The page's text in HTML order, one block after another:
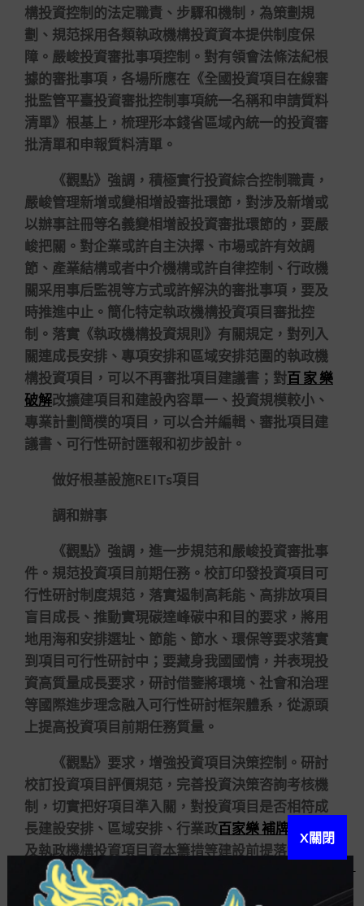
構投資控制的法定職責、步驟和機制，為策劃規
劃、規范採用各類執政機構投資資本提供制度保
障。嚴峻投資審批事項控制。對有領會法條法紀根
據的審批事項，各場所應在《全國投資項目在線審
批監管平臺投資審批控制事項統一名稱和申請質料
清單》根基上，梳理形本錢省區域內統一的投資審
批清單和申報質料清單。
《觀點》強調，積極實行投資綜合控制職責，
嚴峻管理新增或變相增設審批環節，對涉及新增或
以辦事註冊等名義變相增設投資審批環節的，要嚴
峻把關。對企業或許自主決擇、市場或許有效調
節、產業結構或者中介機構或許自律控制、行政機
關采用事后監視等方式或許解決的審批事項，要及
時推進中止。簡化特定執政機構投資項目審批控
制。落實《執政機構投資規則》有關規定，對列入
關連成長安排、專項安排和區域安排范圍的執政機
構投資項目，可以不再審批項目建議書；對百 家 樂
破解改擴建項目和建設內容單一、投資規模較小、
專業計劃簡樸的項目，可以合并編輯、審批項目建
議書、可行性研討匯報和初步設計。
做好根基設施REITs項目
調和辦事
《觀點》強調，進一步規范和嚴峻投資審批事
件。規范投資項目前期任務。校訂印發投資項目可
行性研討制度規范，落實遏制高耗能、高排放項目
盲目成長、推動實現碳達峰碳中和目的要求，將用
地用海和安排選址、節能、節水、環保等要求落實
到項目可行性研討中；要藏身我國國情，并表現投
資高質量成長要求，研討借鑒將環境、社會和治理
等國際進步理念融入可行性研討框架體系，從源頭
上提高投資項目前期任務質量。
《觀點》要求，增強投資項目決策控制。研討
校訂投資項目評價規范，完善投資決策咨詢考核機
制，切實把好項目準入關，對投資項目是否相符成
長建設安排、區域安排、行業政百家樂 補牌 策，以
及執政機構投資項目資本籌措等建設前提落實場合
等，要焦點加以審察，切實防范兩高項目盲目成長
和違規執政機構投資項目盲目上馬。涉及舉債融資
X關閉